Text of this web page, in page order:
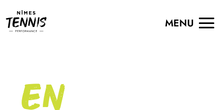
EN